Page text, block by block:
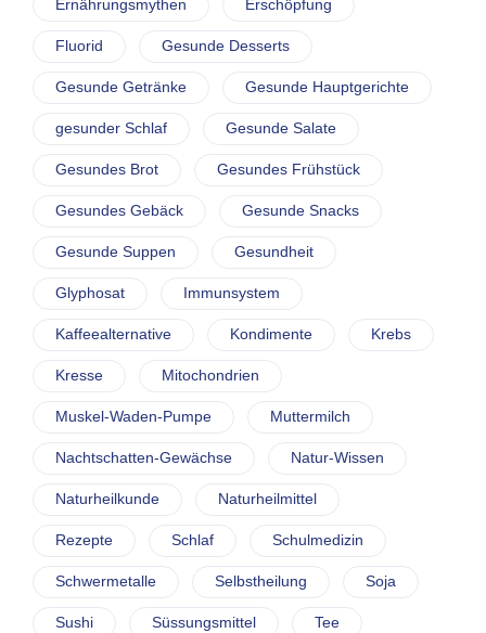
Ernährungsmythen Erschöpfung
Fluorid Gesunde Desserts
Gesunde Getränke Gesunde Hauptgerichte
gesunder Schlaf Gesunde Salate
Gesundes Brot Gesundes Frühstück
Gesundes Gebäck Gesunde Snacks
Gesunde Suppen Gesundheit
Glyphosat Immunsystem
Kaffeealternative Kondimente Krebs
Kresse Mitochondrien
Muskel-Waden-Pumpe Muttermilch
Nachtschatten-Gewächse Natur-Wissen
Naturheilkunde Naturheilmittel
Rezepte Schlaf Schulmedizin
Schwermetalle Selbstheilung Soja
Sushi Süssungsmittel Tee